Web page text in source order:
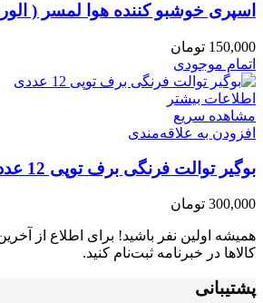
اسپری خوشبو کننده هوا لمسر ( الور)
150,000 تومان
اتمام موجودی
اطلاعات بیشتر
مشاهده سریع
افزودن به علاقه‌مندی
بوگیر توالت فرنگی برف توپی 12 عددی
300,000 تومان
همیشه اولین نفر باشید! برای اطلاع از
کالاها در خبرنامه ثبت‌نام کنید.
پشتیبانی